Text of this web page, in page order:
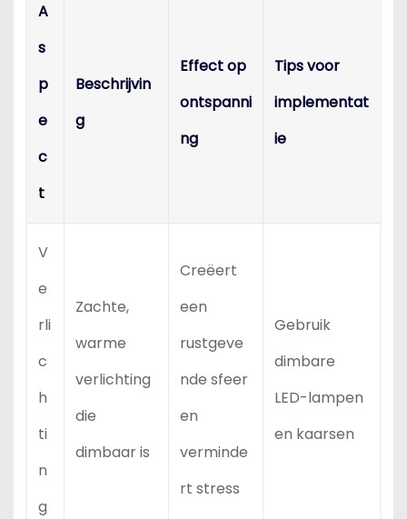
A
s
p
e
c
t
Beschrijvin
g
Effect op
ontspanni
ng
Tips voor
implementat
ie
V
e
rli
c
h
ti
n
g
Zachte,
warme
verlichting
die
dimbaar is
Creëert
een
rustgeve
nde sfeer
en
verminde
rt stress
Gebruik
dimbare
LED-lampen
en kaarsen